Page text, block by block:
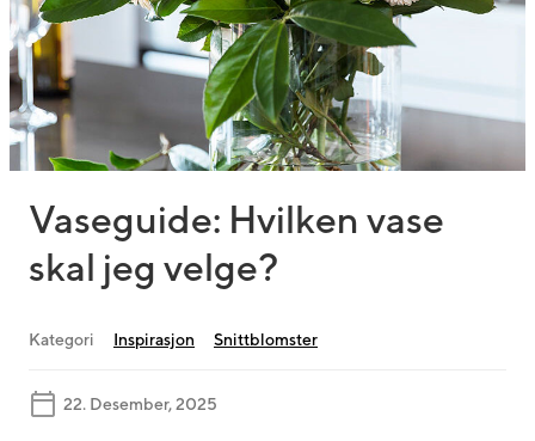
Vaseguide: Hvilken vase
skal jeg velge?
22. Desember, 2025
Kategori Inspirasjon Snittblomster